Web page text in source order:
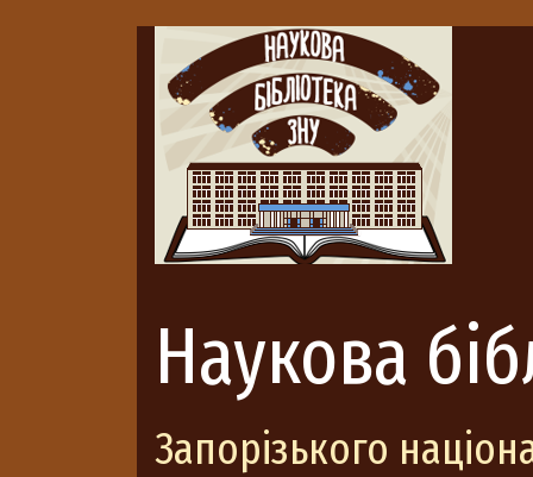
Наукова
Запорізького